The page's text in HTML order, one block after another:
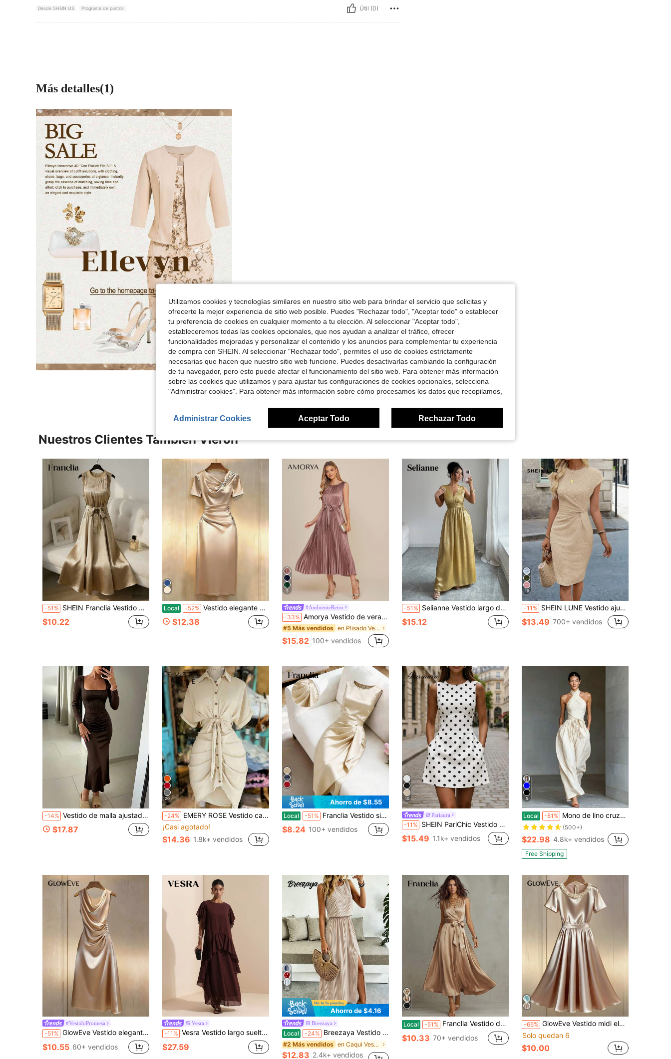
Desde SHEIN US Programa de puntos Útil (0)
Más detalles(1)
Nuestros Clientes También Vieron
-51% SHEIN Franclia Vestido midi elegante y minimalista de cuello redondo sin mangas con cintura ceñida, unicolor con estampado de lámina, primavera/verano
$10.22
Local -52% Vestido elegante de mujer con diseño de giro y manga corta, adecuado para el uso diario y citas, vestido de satén, vestidos elegantes de mujer, vestido de color champán, vestido de unicolor, vestidos de seda, verano, vestido de verano, atuendos de vacaciones de verano, primavera, atuendo de primavera para mujer, Día de San Valentín, atuendo de Día de San Valentín, Carnaval, Carnaval para mujer, playa, vestido de playa, vestido de playa, boda, cumpleaños, vestido de cumpleaños, gimnasio, salir, elegante, vestidos elegantes para mujer, vacaciones, casual, Y2k, atuendo de temporada de graduación, ropa casual de moda para ir al trabajo, ropa de oficina de negocios, ropa casual versátil y elegante para uso diario, atuendo profesional de maestra urbana, vestido maxi ajustado elegante para banquetes, vestidos elegantes para mujer, vestido elegante para mujer, vestido de invitada de boda para mujer, vestido de fiesta de boda, vestido de Día de San Valentín, atuendos de San Valentín para mujer,
$12.38
5
#AmbienteRetro
-33% Amorya Vestido de verano de longitud media con pliegues en el bajo, de color liso y elegante para mujeres
#5 Más vendidos en Plisado Vestidos midi para mujer
$15.82 100+ vendidos
-51% Selianne Vestido largo dorado sin mangas con diseño de cintura plisada en V profunda, corte 3D, acabado metálico brillante, vestido de fiesta versátil para protagonista de fiesta, estilo de diosa, nueva llegada de primavera/verano, celebración de aniversario
$15.12
18
-11% SHEIN LUNE Vestido ajustado con estampado de patrones retorcidos todo sobre todo, vestidos elegantes para mujeres, casual
$13.49 700+ vendidos
-14% Vestido de malla ajustado tipo ajustado con hombro asimétrico en marrón oscuro, estilo francés elegante para primavera/verano, vestido de noche sofisticado para dama, estilo maduro en café oscuro con hombro asimétrico, malla drapeada, cintura ceñida y corte sirena, ideal para citas y uso diario
$17.87
20
-24% EMERY ROSE Vestido camisa de manga corta con cuello, abotonadura sencilla y cintura con lazo
¡Casi agotado!
$14.36 1.8k+ vendidos
Ahorro de $8.55
Local -51% Franclia Vestido sin mangas de estilo francés elegante, tela tejida suave, unicolor burdeos, cuello redondo, suave y favorecedor, adecuado para el trabajo, la escuela, la oficina, el transporte diario, las citas y las ocasiones formales, vestido de verano versátil y clásico para mujer de nueva llegada
$8.24 100+ vendidos
10
Pariaura
-11% SHEIN PariChic Vestido corto elegante para mujer, nuevo primavera/verano, amarillo pálido, sin mangas, con cintura definida, casual para vacaciones, días festivos, uso diario y fiestas
$15.49 1.1k+ vendidos
5
Local -81% Mono de lino cruzado 2026 nuevo para mujer con cintura anudada y pierna ancha, mono casual
(500+)
$22.98 4.8k+ vendidos
Free Shipping
#VestidoPromesa
-51% GlowEve Vestido elegante sin mangas de línea A con cuello drapeado, cintura fruncida y tela lisa de color champán, adecuado para cumpleaños, citas, fiestas, Día de San Valentín, Día del Trabajo, Pascua, vuelta al colegio, trabajo, viajes, verano
$10.55 60+ vendidos
Vesra
-11% Vesra Vestido largo suelto de mujer con cuello redondo, color liso, patchwork y bajo con volantes
$27.59
28
Ahorro de $4.16
Breezaya
Local -24% Breezaya Vestido largo sin mangas de cuello redondo, unicolor, casual y para ir al trabajo, con cintura ceñida y abertura en el bajo para mujer
#2 Más vendidos en Caqui Vestidos largos de mujer
$12.83 2.4k+ vendidos
Local -51% Franclia Vestido de satén champán de lujo para mujer con escote en V, cintura ceñida, vestido largo de escote profundo en V para ocasiones diarias y citas
$10.33 70+ vendidos
-65% GlowEve Vestido midi elegante de manga corta con decoración de diamantes y vuelo en la cintura, de alta calidad y de moda para mujeres
Solo quedan 6
$10.00
Utilizamos cookies y tecnologías similares en nuestro sitio web para brindar el servicio que solicitas y
ofrecerte la mejor experiencia de sitio web posible. Puedes "Rechazar todo", "Aceptar todo" o establecer
tu preferencia de cookies en cualquier momento a tu elección. Al seleccionar "Aceptar todo",
estableceremos todas las cookies opcionales, que nos ayudan a analizar el tráfico, ofrecer
funcionalidades mejoradas y personalizar el contenido y los anuncios para complementar tu experiencia
de compra con SHEIN. Al seleccionar "Rechazar todo", permites el uso de cookies estrictamente
necesarias que hacen que nuestro sitio web funcione. Puedes desactivarlas cambiando la configuración
de tu navegador, pero esto puede afectar el funcionamiento del sitio web. Para obtener más información
sobre las cookies que utilizamos y para ajustar tus configuraciones de cookies opcionales, selecciona
"Administrar cookies". Para obtener más información sobre cómo procesamos los datos que recopilamos,
Administrar Cookies Aceptar Todo Rechazar Todo